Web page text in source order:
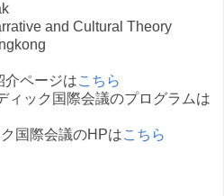
and Cultural Theory
介ページはこちら
ィック国際会議のプログラムは
国際会議のHPはこちら